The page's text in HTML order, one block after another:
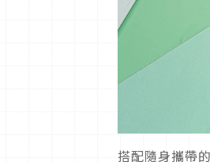
搭配隨身攜帶